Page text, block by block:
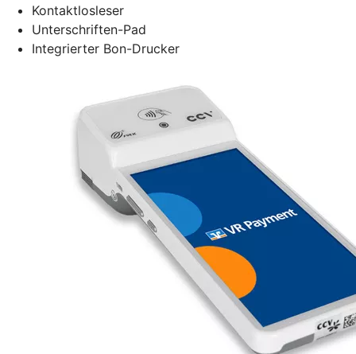
Kontaktlosleser
Unterschriften-Pad
Integrierter Bon-Drucker